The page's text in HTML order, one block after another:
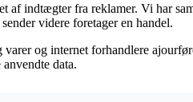
af indtægter fra reklamer. Vi har
videre foretager en handel.
og internet forhandlere
data.